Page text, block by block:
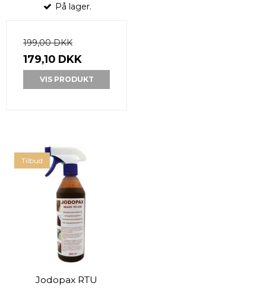
På lager.
199,00 DKK
179,10 DKK
VIS PRODUKT
Tilbud
Jodopax RTU